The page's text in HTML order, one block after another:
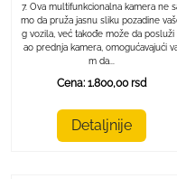
7. Ova multifunkcionalna kamera ne
mo da pruža jasnu sliku pozadine
g vozila, već takođe može da posluži
ao prednja kamera, omogućavajući
m da...
Cena: 1.800,00 rsd
Detaljnije